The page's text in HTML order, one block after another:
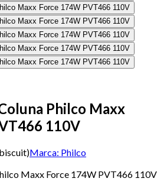
Philco Maxx
110V
)Marca: Philco
Maxx Force 174W PVT466 110V